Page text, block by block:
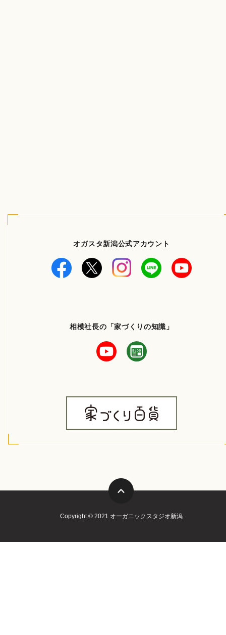
オガスタ新潟公式アカウント
相模社長の「家づくりの知識」
Copyright © 2021 オーガニックスタジオ新潟